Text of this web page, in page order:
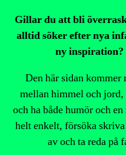
Gillar du att bli
alltid söker efter nya
ny
Den här sidan
mellan himmel och
och ha både humör och
helt enkelt, försöka
av och ta reda på